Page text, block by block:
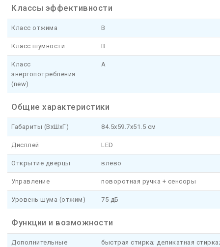
Классы эффективности
Класс отжима B
Класс шумности B
Класс
энергопотребления
(new)
A
Общие характеристики
Габариты (ВхШхГ) 84.5х59.7х51.5 см
Дисплей LED
Открытие дверцы влево
Управление поворотная ручка + сенсоры
Уровень шума (отжим) 75 дБ
Функции и возможности
Дополнительные
быстрая стирка; деликатная стирка;